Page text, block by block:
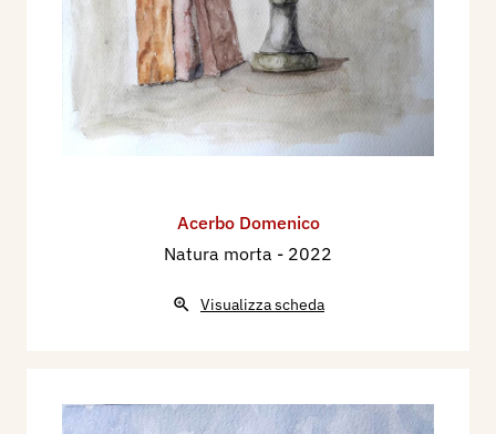
Acerbo Domenico
Natura morta - 2022
Visualizza scheda